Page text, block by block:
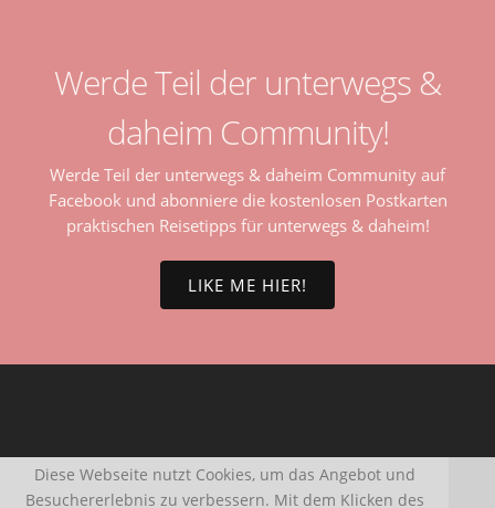
Werde Teil der unterwegs &
daheim Community!
Werde Teil der unterwegs & daheim Community auf
Facebook und abonniere die kostenlosen Postkarten
praktischen Reisetipps für unterwegs & daheim!
LIKE ME HIER!
Diese Webseite nutzt Cookies, um das Angebot und
Besuchererlebnis zu verbessern. Mit dem Klicken des